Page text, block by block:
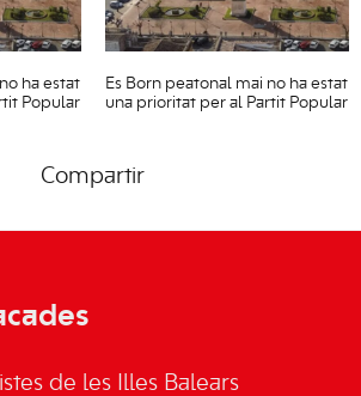
ha estat
Popular
Es Born peatonal mai no ha estat
una prioritat per al Partit Popular
Compartir
de les Illes Balears